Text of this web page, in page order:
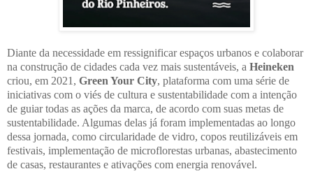
Diante da necessidade em ressignificar espaços urbanos e colaborar
na construção de cidades cada vez mais sustentáveis, a Heineken
criou, em 2021, Green Your City, plataforma com uma série de
iniciativas com o viés de cultura e sustentabilidade com a intenção
de guiar todas as ações da marca, de acordo com suas metas de
sustentabilidade. Algumas delas já foram implementadas ao longo
dessa jornada, como circularidade de vidro, copos reutilizáveis em
festivais, implementação de microflorestas urbanas, abastecimento
de casas, restaurantes e ativações com energia renovável.